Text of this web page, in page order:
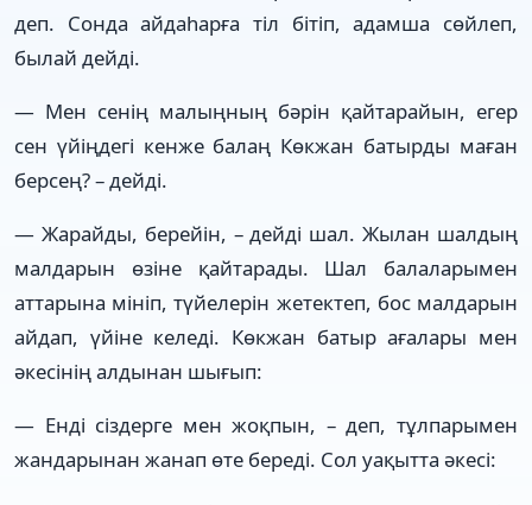
деп. Сонда айдаһарға тіл бітіп, адамша сөйлеп,
былай дейді.
— Мен сенің малыңның бәрін қайтарайын, егер
сен үйіңдегі кенже балаң Көкжан батырды маған
берсең? – дейді.
— Жарайды, берейін, – дейді шал. Жылан шалдың
малдарын өзіне қайтарады. Шал балаларымен
аттарына мініп, түйелерін жетектеп, бос малдарын
айдап, үйіне келеді. Көкжан батыр ағалары мен
әкесінің алдынан шығып:
— Енді сіздерге мен жоқпын, – деп, тұлпарымен
жандарынан жанап өте береді. Сол уақытта әкесі: